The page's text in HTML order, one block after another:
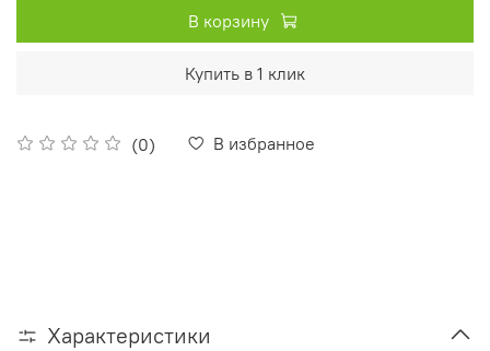
(0) В избранное
В корзину
Купить в 1 клик
Характеристики